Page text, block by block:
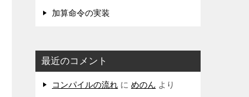
加算命令の実装
最近のコメント
コンパイルの流れ に めのん より